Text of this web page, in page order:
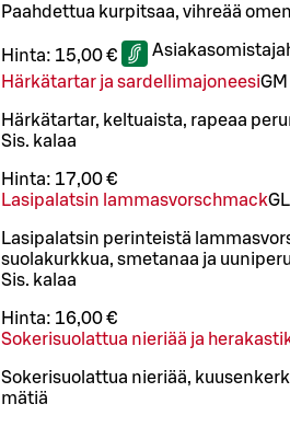
Paahdettua kurpitsaa, vihreää
Hinta: 15,00 €
Härkätartar ja sardellimajoneesiGM
Härkätartar, keltuaista, rapeaa
Sis. kalaa
Hinta: 17,00 €
Lasipalatsin lammasvorschmackGL
Lasipalatsin perinteistä
suolakurkkua, smetanaa ja
Sis. kalaa
Hinta: 16,00 €
Sokerisuolattua nieriää ja
Sokerisuolattua nieriää,
mätiä